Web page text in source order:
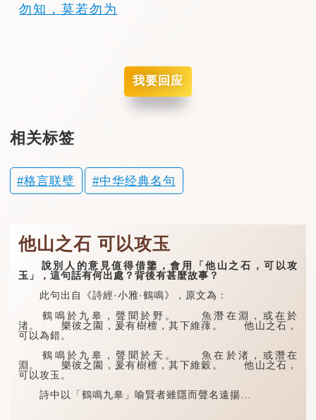
勿知，莫若勿为
我要回应
相关标签
格言联璧 中华经典名句
他山之石 可以攻玉
說別人的意見值得借鑒，會用「他山之石，可以攻
玉」，這句話有何出處？背後有甚麼故事？
此句出自《詩經·小雅·鶴鳴》，原文為：
鶴鳴於九皋，聲聞於野。 魚潛在淵，或在於
渚。 樂彼之園，爰有樹檀，其下維蘀。 他山之石，
可以為錯。
鶴鳴於九皋，聲聞於天。 魚在於渚，或潛在
淵。 樂彼之園，爰有樹檀，其下維穀。 他山之石，
可以攻玉。
詩中以「鶴鳴九皋」喻賢者雖隱而聲名遠揚...